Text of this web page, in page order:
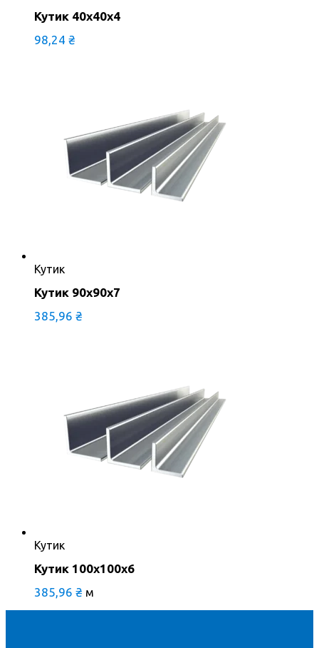
Кутик 40х40х4
98,24 ₴
Кутик
Кутик 90х90х7
385,96 ₴
Кутик
Кутик 100х100х6
385,96 ₴ м